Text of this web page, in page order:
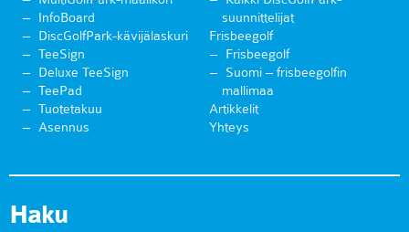
InfoBoard
DiscGolfPark-kävijälaskuri
TeeSign
Deluxe TeeSign
TeePad
Tuotetakuu
Asennus
suunnittelijat
Frisbeegolf
Frisbeegolf
Suomi – frisbeegolfin
mallimaa
Artikkelit
Yhteys
Haku